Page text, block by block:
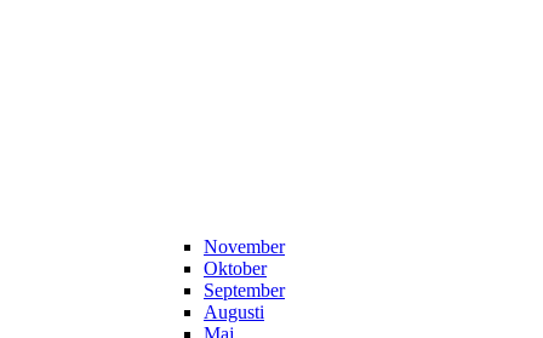
November
Oktober
September
Augusti
Maj